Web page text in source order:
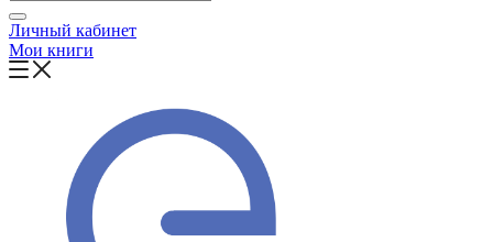
Личный кабинет
Мои книги